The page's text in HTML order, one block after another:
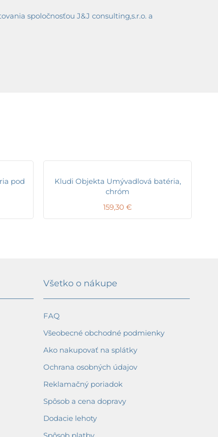
spoločnosťou J&J consulting,s.r.o. a
pod
Kludi Objekta Umývadlová batéria,
chróm
159,30 €
Všetko o nákupe
FAQ
Všeobecné obchodné podmienky
Ako nakupovať na splátky
Ochrana osobných údajov
Reklamačný poriadok
Spôsob a cena dopravy
Dodacie lehoty